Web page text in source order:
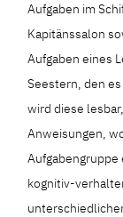
Aufgaben im
Kapitänssalon
Aufgaben eines
Seestern, den
wird diese
Anweisungen,
kognitiv-